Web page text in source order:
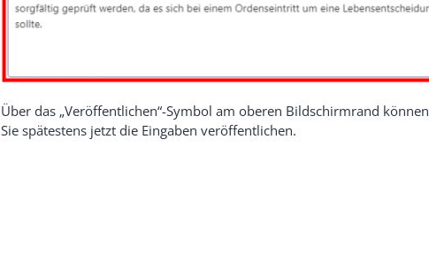
Über das „Veröffentlichen“-Symbol am oberen Bildschirmrand können
Sie spätestens jetzt die Eingaben veröffentlichen.